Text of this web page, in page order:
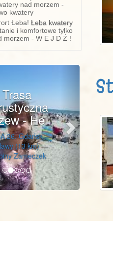
nad morzem -
kwatery
Łeba! Łeba kwatery
i komfortowe tylko
morzem - W E J D Ź !
Trasa
- Hel
26. Gdańsk —
(13 km) —
Zameczek
Next